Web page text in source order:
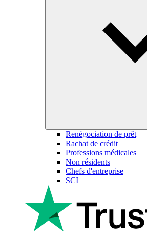
Renégociation de prêt
Rachat de crédit
Professions médicales
Non résidents
Chefs d'entreprise
SCI